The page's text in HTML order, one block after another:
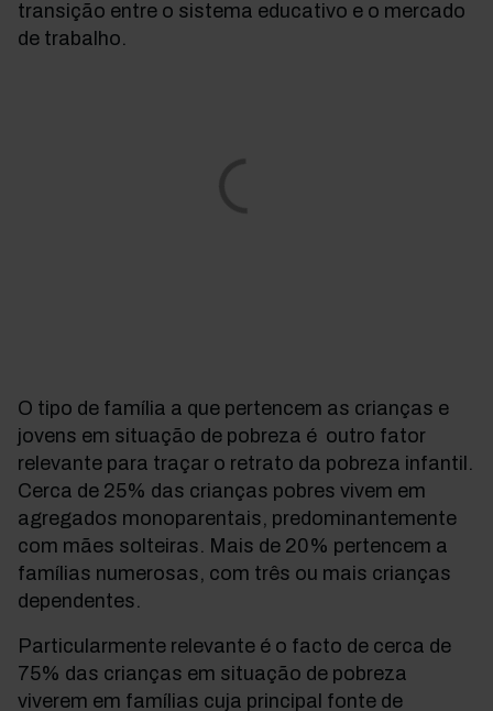
transição entre o sistema educativo e o mercado
de trabalho.
O tipo de família a que pertencem as crianças e
jovens em situação de pobreza é outro fator
relevante para traçar o retrato da pobreza infantil.
Cerca de 25% das crianças pobres vivem em
agregados monoparentais, predominantemente
com mães solteiras. Mais de 20% pertencem a
famílias numerosas, com três ou mais crianças
dependentes.
Particularmente relevante é o facto de cerca de
75% das crianças em situação de pobreza
viverem em famílias cuja principal fonte de